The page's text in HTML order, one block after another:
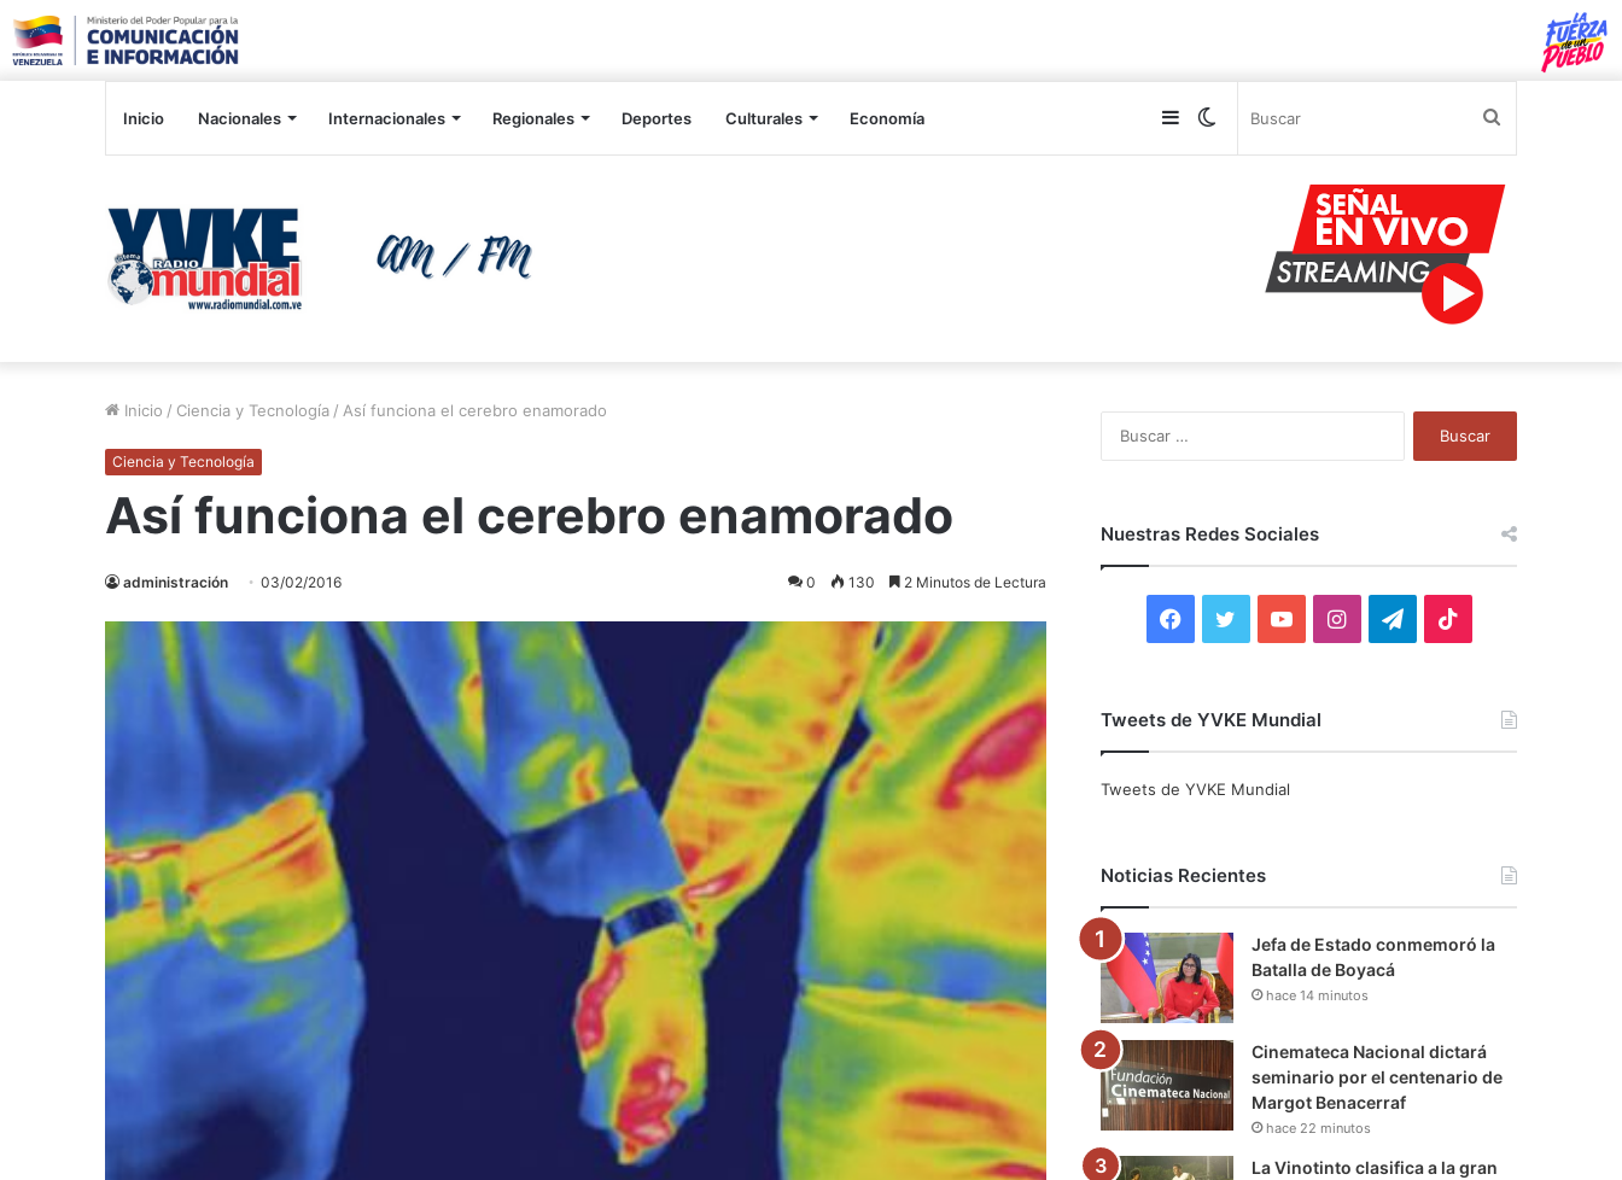
Inicio Nacionales Internacionales Regionales Deportes Culturales Economía Switch
Sidebar
Inicio / Ciencia y Tecnología / Así funciona el cerebro enamorado
Ciencia y Tecnología
Así funciona el cerebro enamorado
administración 03/02/2016 0 130 2 Minutos de Lectura
Nuestras Redes Sociales
F
c
o
k
i
r
Y
u
e
I
r
a
m
T
a
m
Tweets de YVKE Mundial
Tweets de YVKE Mundial
Noticias Recientes
Jefa de Estado conmemoró la
Batalla de Boyacá
hace 14 minutos
Cinemateca Nacional dictará
seminario por el centenario de
Margot Benacerraf
hace 22 minutos
La Vinotinto clasifica a la gran